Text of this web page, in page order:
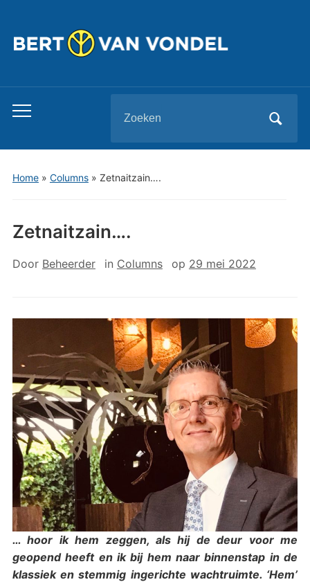
Toggle
menu
naar:
Home» Columns» Zetnaitzain….
Zetnaitzain….
Door Beheerder in Columns op 29 mei 2022
… hoor ik hem zeggen, als hij de deur voor me
geopend heeft en ik bij hem naar binnenstap in de
klassiek en stemmig ingerichte wachtruimte. ‘Hem’